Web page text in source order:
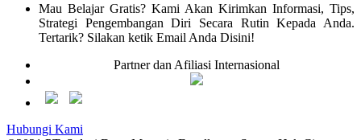
Mau Belajar Gratis? Kami Akan Kirimkan Informasi, Tips,
Strategi Pengembangan Diri Secara Rutin Kepada Anda.
Tertarik? Silakan ketik Email Anda Disini!
Partner dan Afiliasi Internasional
Hubungi Kami